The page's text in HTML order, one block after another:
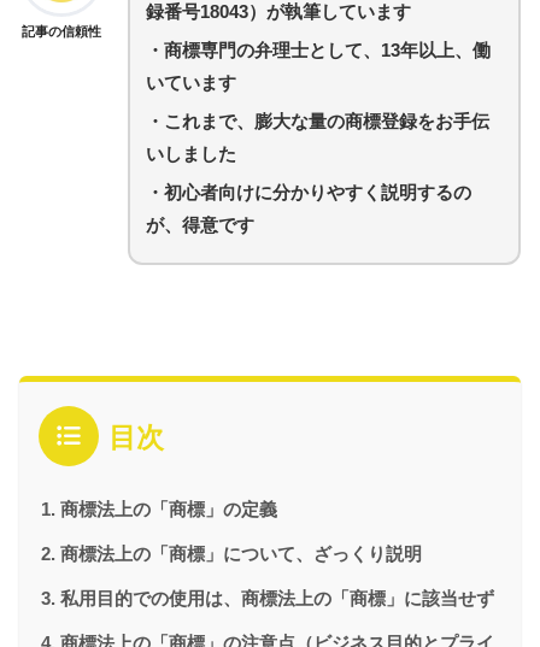
記事の信頼性
録番号18043）が執筆しています
・商標専門の弁理士として、13年以上、働
いています
・ これまで、膨大な量の商標登録をお手伝
いしました
・初心者向けに分かりやすく説明するの
が、得意です
目次
商標法上の「商標」の定義
商標法上の「商標」について、ざっくり説明
私用目的での使用は、商標法上の「商標」に該当せず